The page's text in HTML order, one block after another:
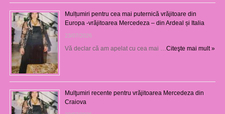
Mulțumiri pentru cea mai puternică vrăjitoare din
Europa -vrăjitoarea Mercedeza – din Ardeal și Italia
23/07/2026
Vă declar că am apelat cu cea mai … Citeşte mai mult »
Mulţumiri recente pentru vrăjitoarea Mercedeza din
Craiova